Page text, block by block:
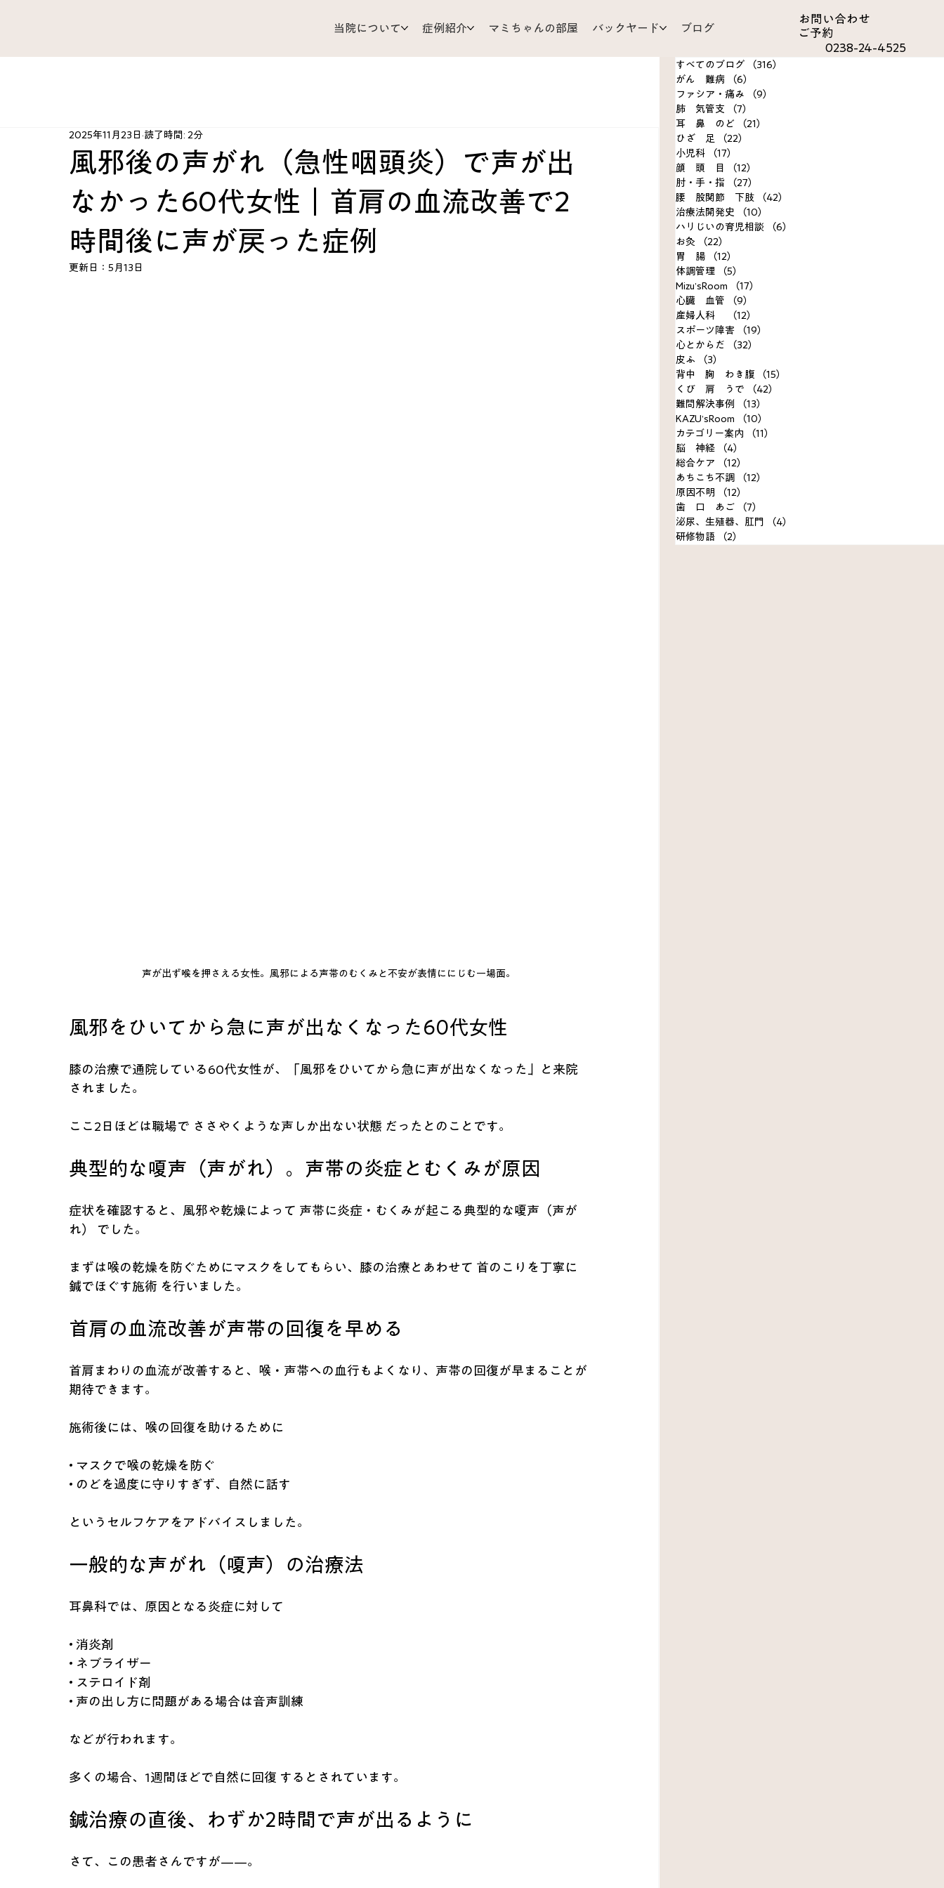
当院について 症例紹介 マミちゃんの部屋 バックヤード ブログ
お問い合わ​せ
ご予約
0238-24-4525
肘・手・指 腰 股関節 下肢
心臓 血管 産婦人科 スポーツ障害 心とからだ 皮ふ 背中 胸 わき腹 くび 肩 うで
KAZU’sRoom カテゴリー案内 脳 神経 総合ケア あちこち不調
風邪後の声がれ（急性咽頭炎）で声が出
なかった60代女性｜首肩の血流改善で2
時間後に声が戻った症例
2025年11月23日 読了時間: 2分
更新日： 5月13日
声が出ず喉を押さえる女性。風邪による声帯のむくみと不安が表情ににじむ一場面。
風邪をひいてから急に声が出なくなった60代女性
膝の治療で通院している60代女性が、「風邪をひいてから急に声が出なくなった」と来院
されました。
ここ2日ほどは職場で ささやくような声しか出ない状態 だったとのことです。
典型的な嗄声（声がれ）。声帯の炎症とむくみが原因
症状を確認すると、風邪や乾燥によって 声帯に炎症・むくみが起こる典型的な嗄声（声が
れ） でした。
まずは喉の乾燥を防ぐためにマスクをしてもらい、膝の治療とあわせて 首のこりを丁寧に
鍼でほぐす施術 を行いました。
首肩の血流改善が声帯の回復を早める
首肩まわりの血流が改善すると、喉・声帯への血行もよくなり、声帯の回復が早まることが
期待できます。
施術後には、喉の回復を助けるために
• マスクで喉の乾燥を防ぐ
• のどを過度に守りすぎず、自然に話す
というセルフケアをアドバイスしました。
一般的な声がれ（嗄声）の治療法
耳鼻科では、原因となる炎症に対して
• 消炎剤
• ネブライザー
• ステロイド剤
• 声の出し方に問題がある場合は音声訓練
などが行われます。
多くの場合、1週間ほどで自然に回復 するとされています。
鍼治療の直後、わずか2時間で声が出るように
さて、この患者さんですが——。
すべてのブログ （316）
がん 難病
（6）
ファシア・痛み
（9）
肺 気管支
（7）
耳 鼻 のど
（21）
ひざ 足
（22）
小児科
（17）
顔 頭 目
（12）
肘・手・指
（27）
腰 股関節 下肢
（42）
治療法開発史
（10）
ハリじいの育児相談
（6）
お灸
（22）
胃 腸
（12）
体調管理
（5）
Mizu’sRoom
（17）
心臓 血管
（9）
産婦人科
（12）
スポーツ障害
（19）
心とからだ
（32）
皮ふ
（3）
背中 胸 わき腹
（15）
くび 肩 うで
（42）
難問解決事例
（13）
KAZU’sRoom
（10）
カテゴリー案内
（11）
脳 神経
（4）
総合ケア
（12）
あちこち不調
（12）
原因不明
（12）
歯 口 あご
（7）
泌尿、生殖器、肛門
（4）
研修物語
（2）